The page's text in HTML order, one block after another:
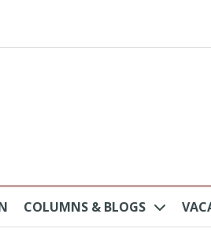
COLUMNS & BLOGS